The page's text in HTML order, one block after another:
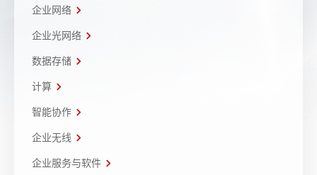
企业网络
企业光网络
数据存储
计算
智能协作
企业无线
企业服务与软件